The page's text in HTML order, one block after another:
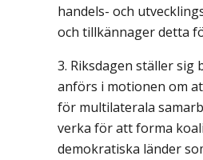
handels- och
och tillkännager detta
Riksdagen ställer sig
anförs i motionen om
för multilaterala
verka för att forma
demokratiska länder